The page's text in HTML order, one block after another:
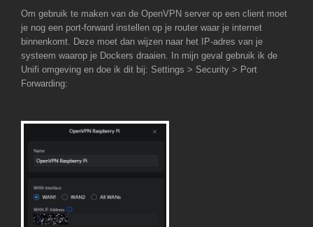
Om gebruik te maken van de OpenVPN server op een client moet
je nog een port-forward instellen op je router waar je internet
binnenkomt. Deze moet dan wijzen naar het IP-adres van je
systeem waarop je Dockers draaien. In mijn geval gebruik ik de
Unifi omgeving en doe ik dit bij: Settings > Security > Port
Forwarding: